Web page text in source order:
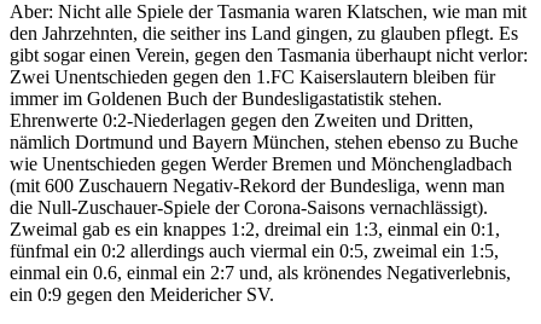
Aber: Nicht alle Spiele der Tasmania waren Klatschen, wie man mit
den Jahrzehnten, die seither ins Land gingen, zu glauben pflegt. Es
gibt sogar einen Verein, gegen den Tasmania überhaupt nicht verlor:
Zwei Unentschieden gegen den 1.FC Kaiserslautern bleiben für
immer im Goldenen Buch der Bundesligastatistik stehen.
Ehrenwerte 0:2-Niederlagen gegen den Zweiten und Dritten,
nämlich Dortmund und Bayern München, stehen ebenso zu Buche
wie Unentschieden gegen Werder Bremen und Mönchengladbach
(mit 600 Zuschauern Negativ-Rekord der Bundesliga, wenn man
die Null-Zuschauer-Spiele der Corona-Saisons vernachlässigt).
Zweimal gab es ein knappes 1:2, dreimal ein 1:3, einmal ein 0:1,
fünfmal ein 0:2 allerdings auch viermal ein 0:5, zweimal ein 1:5,
einmal ein 0.6, einmal ein 2:7 und, als krönendes Negativerlebnis,
ein 0:9 gegen den Meidericher SV.